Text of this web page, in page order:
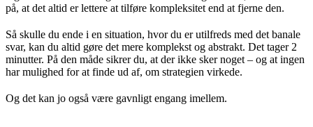
på, at det altid er lettere at tilføre kompleksitet end at fjerne den.
Så skulle du ende i en situation, hvor du er utilfreds med det banale
svar, kan du altid gøre det mere komplekst og abstrakt. Det tager 2
minutter. På den måde sikrer du, at der ikke sker noget – og at ingen
har mulighed for at finde ud af, om strategien virkede.
Og det kan jo også være gavnligt engang imellem.